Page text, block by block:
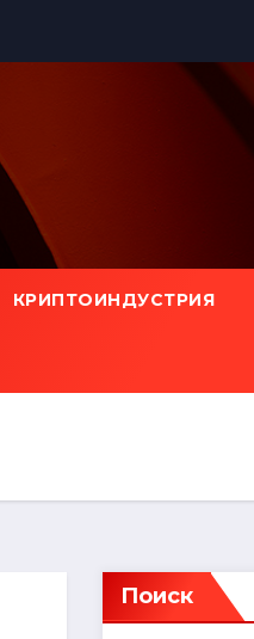
КРИПТОИНДУСТРИЯ
Поиск